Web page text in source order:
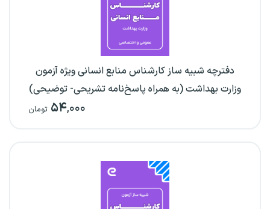
دفترچه شبیه ساز کارشناس منابع انسانی ویژه آزمون
وزارت بهداشت (به همراه پاسخ‌نامه تشریحی- توضیحی)
۵۴,۰۰۰ تومان